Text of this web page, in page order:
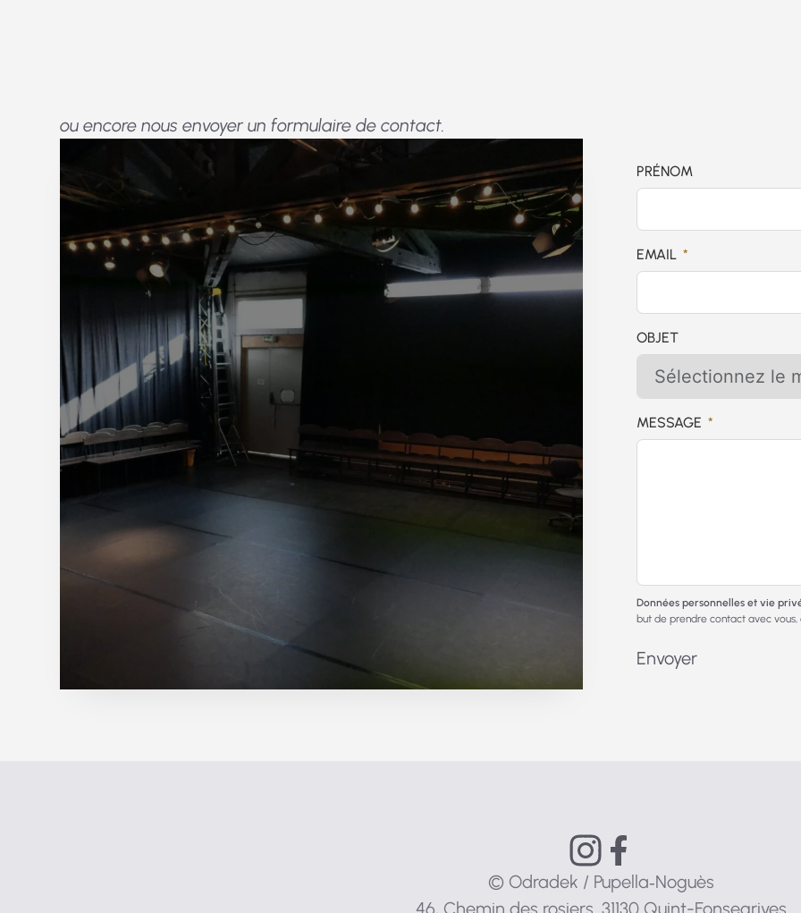
ou encore nous envoyer un formulaire de contact.
Bonjour !
Envoyez-nous votre message,
on vous répondra au plus vite !
PRÉNOM
EMAIL
OBJET
MESSAGE
Données personnelles et vie
but de prendre contact avec
Envoyer
© Odradek / Pupella‑Noguès